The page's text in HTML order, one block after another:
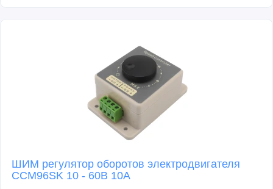
ШИМ регулятор оборотов электродвигателя
CCM96SK 10 - 60В 10А